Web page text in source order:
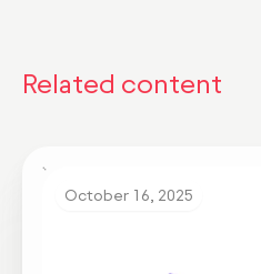
Related content
October 16, 2025